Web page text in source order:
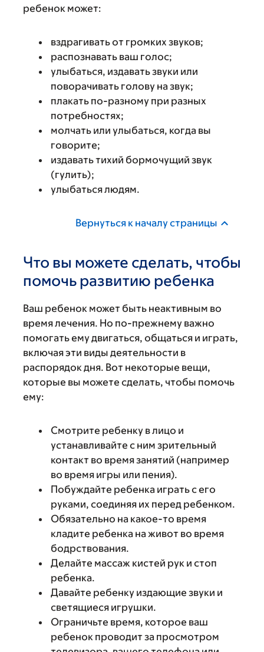
ребенок может:
вздрагивать от громких звуков;
распознавать ваш голос;
улыбаться, издавать звуки или
поворачивать голову на звук;
плакать по-разному при разных
потребностях;
молчать или улыбаться, когда вы
говорите;
издавать тихий бормочущий звук
(гулить);
улыбаться людям.
Вернуться к началу страницы
Что вы можете сделать, чтобы
помочь развитию ребенка
Ваш ребенок может быть неактивным во
время лечения. Но по-прежнему важно
помогать ему двигаться, общаться и играть,
включая эти виды деятельности в
распорядок дня. Вот некоторые вещи,
которые вы можете сделать, чтобы помочь
ему:
Смотрите ребенку в лицо и
устанавливайте с ним зрительный
контакт во время занятий (например
во время игры или пения).
Побуждайте ребенка играть с его
руками, соединяя их перед ребенком.
Обязательно на какое-то время
кладите ребенка на живот во время
бодрствования.
Делайте массаж кистей рук и стоп
ребенка.
Давайте ребенку издающие звуки и
светящиеся игрушки.
Ограничьте время, которое ваш
ребенок проводит за просмотром